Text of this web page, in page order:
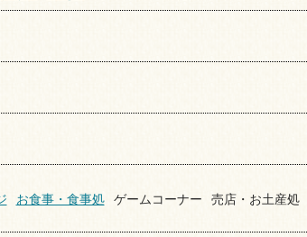
お食事・食事処 ゲームコーナー 売店・お土産処